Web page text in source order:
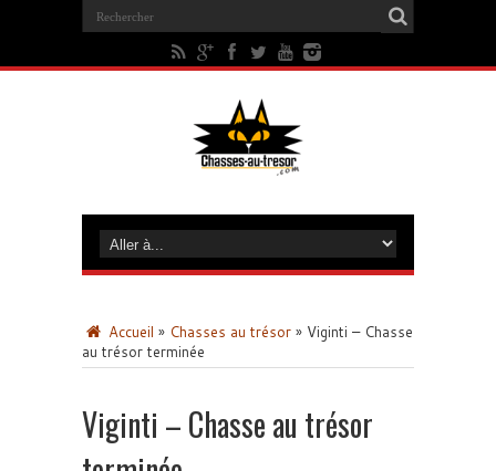
Accueil » Chasses au trésor » Viginti – Chasse
au trésor terminée
Viginti – Chasse au trésor